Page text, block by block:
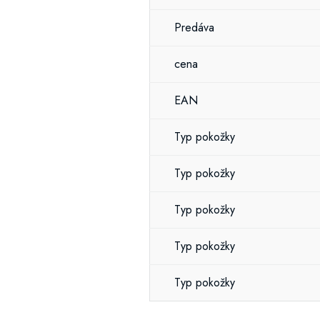
Predáva
cena
EAN
Typ pokožky
Typ pokožky
Typ pokožky
Typ pokožky
Typ pokožky